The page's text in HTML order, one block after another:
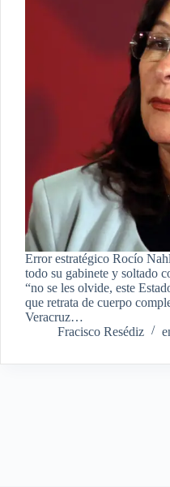
Error estratégico Rocío
todo su gabinete y soltado
“no se les olvide, este
que retrata de cuerpo
Veracruz…
Fracisco Resédiz